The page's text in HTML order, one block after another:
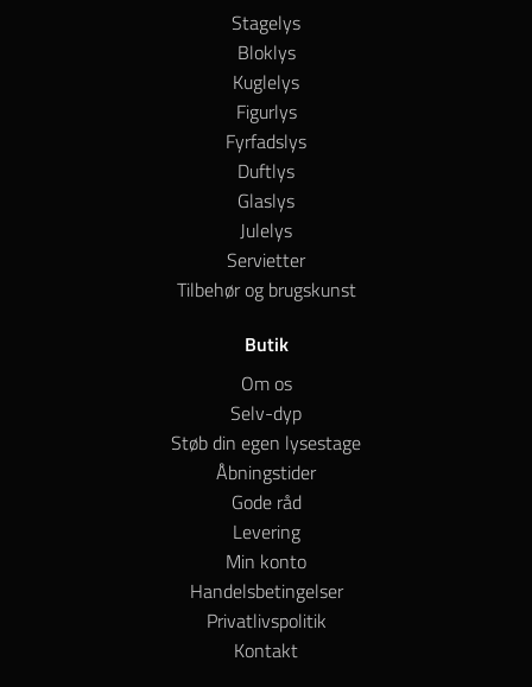
Stagelys
Bloklys
Kuglelys
Figurlys
Fyrfadslys
Duftlys
Glaslys
Julelys
Servietter
Tilbehør og brugskunst
Butik
Om os
Selv-dyp
Støb din egen lysestage
Åbningstider
Gode råd
Levering
Min konto
Handelsbetingelser
Privatlivspolitik
Kontakt